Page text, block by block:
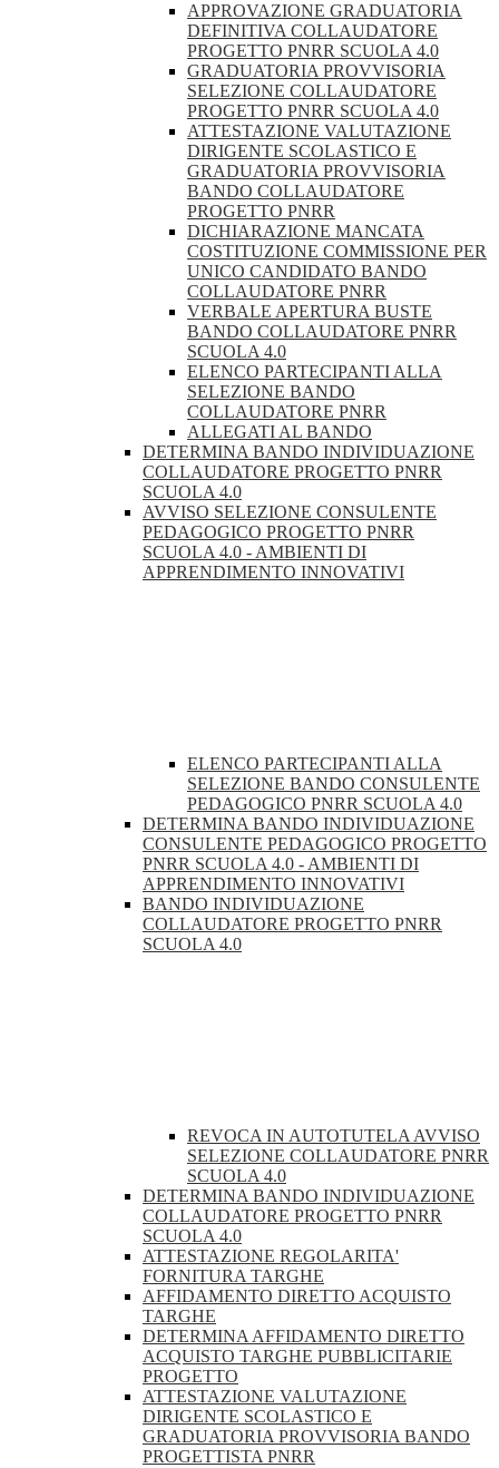
APPROVAZIONE GRADUATORIA
DEFINITIVA COLLAUDATORE
PROGETTO PNRR SCUOLA 4.0
GRADUATORIA PROVVISORIA
SELEZIONE COLLAUDATORE
PROGETTO PNRR SCUOLA 4.0
ATTESTAZIONE VALUTAZIONE
DIRIGENTE SCOLASTICO E
GRADUATORIA PROVVISORIA
BANDO COLLAUDATORE
PROGETTO PNRR
DICHIARAZIONE MANCATA
COSTITUZIONE COMMISSIONE PER
UNICO CANDIDATO BANDO
COLLAUDATORE PNRR
VERBALE APERTURA BUSTE
BANDO COLLAUDATORE PNRR
SCUOLA 4.0
ELENCO PARTECIPANTI ALLA
SELEZIONE BANDO
COLLAUDATORE PNRR
ALLEGATI AL BANDO
DETERMINA BANDO INDIVIDUAZIONE
COLLAUDATORE PROGETTO PNRR
SCUOLA 4.0
AVVISO SELEZIONE CONSULENTE
PEDAGOGICO PROGETTO PNRR
SCUOLA 4.0 - AMBIENTI DI
APPRENDIMENTO INNOVATIVI
ELENCO PARTECIPANTI ALLA
SELEZIONE BANDO CONSULENTE
PEDAGOGICO PNRR SCUOLA 4.0
DETERMINA BANDO INDIVIDUAZIONE
CONSULENTE PEDAGOGICO PROGETTO
PNRR SCUOLA 4.0 - AMBIENTI DI
APPRENDIMENTO INNOVATIVI
BANDO INDIVIDUAZIONE
COLLAUDATORE PROGETTO PNRR
SCUOLA 4.0
REVOCA IN AUTOTUTELA AVVISO
SELEZIONE COLLAUDATORE PNRR
SCUOLA 4.0
DETERMINA BANDO INDIVIDUAZIONE
COLLAUDATORE PROGETTO PNRR
SCUOLA 4.0
ATTESTAZIONE REGOLARITA'
FORNITURA TARGHE
AFFIDAMENTO DIRETTO ACQUISTO
TARGHE
DETERMINA AFFIDAMENTO DIRETTO
ACQUISTO TARGHE PUBBLICITARIE
PROGETTO
ATTESTAZIONE VALUTAZIONE
DIRIGENTE SCOLASTICO E
GRADUATORIA PROVVISORIA BANDO
PROGETTISTA PNRR